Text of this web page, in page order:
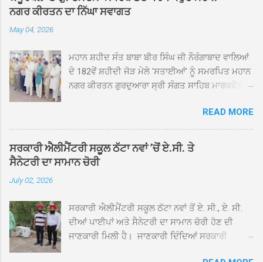
ਨਗਰ ਕੀਰਤਨ ਦਾ ਨਿੱਘਾ ਸਵਾਗਤ
May 04, 2026
ਮਹਾਨ ਸ਼ਹੀਦ ਸੰਤ ਬਾਬਾ ਬੀਰ ਸਿੰਘ ਜੀ ਨੌਰੰਗਾਬਾਦ ਵਾਲਿਆਂ
ਦੇ 182ਵੇਂ ਸ਼ਹੀਦੀ ਜੋੜ ਮੇਲੇ 'ਸਤਾਈਆਂ' ਨੂੰ ਸਮਰਪਿਤ ਮਹਾਨ
ਨਗਰ ਕੀਰਤਨ ਗੁਰਦੁਆਰਾ ਸ੍ਰੀ ਸੰਗਤ ਸਾਹਿਬ ਮਾਰਕਫੈੱਡ
ਸਰਪ੍ਰਸਤੀ ਹੇਠ, ਪੰਜ ਪਿਆਰਿਆਂ ਦੀ ਅਗਵਾਈ ਵਿੱਚ
ਮਹੱਲਾ ਸੰਤਪੁਰਾ ਤੋਂ ਪ੍ਰਾਰੰਭ ਹੋ ਕੇ ਪਿੰਡ ਭਗਤਪੁਰ,
ਭਗਵਾਨਪੁਰ, ਝੁੱਗੀਆਂ ਗੁਲਾਮ, ਮਜਾਦਪੁਰ, ਕੁੱਲੀਆਂ, ਰੱਤਾ ਨੌ
ਅਬਾਦ, ਕੋਲੀਆਂਵਾਲ, ਅੱਡਾ ਸਾਬੂਵਾਲ, ਦਰੀਏਵਾਲ,
ਵਿਖੇ ਪਹੁੰਚਣ ’ਤੇ ਮੁੱਖ ਸੇਵਾਦਾਰ ਸੰਤ ਬਾਬਾ ਹਰਜੀਤ ਸਿੰਘ ਤੇ
ਇਲਾਕੇ ਦੀਆਂ ਸੰਗਤਾਂ ਵੱਲੋਂ ਜੈਕਾਰਿਆਂ ਦੀ ਗੂੰਜ ਵਿਚ ਨਿੱਘਾ
ਸਵਾਗਤ ਕੀਤਾ ਗਿਆ। ਗੁਰਦੁਆਰਾ ਸ੍ਰੀ ਦਮਦਮਾ ਸਾਹਿਬ
READ MORE
ਸਰਕਾਰੀ ਐਲੀਮੈਂਟਰੀ ਸਕੂਲ ਠੱਟਾ ਨਵਾਂ ’ਚੋਂ ਏ.ਸੀ. ਤੇ
ਸੈਨੇਟਰੀ ਦਾ ਸਾਮਾਨ ਚੋਰੀ
July 02, 2026
ਸਰਕਾਰੀ ਐਲੀਮੈਂਟਰੀ ਸਕੂਲ ਠੱਟਾ ਨਵਾਂ ਤੋਂ ਏ. ਸੀ., ਏ. ਸੀ.
ਦੀਆਂ ਪਾਈਪਾਂ ਅਤੇ ਸੈਨੇਟਰੀ ਦਾ ਸਾਮਾਨ ਚੋਰੀ ਹੋਣ ਦੀ
ਜਾਣਕਾਰੀ ਮਿਲੀ ਹੈ। ਜਾਣਕਾਰੀ ਦਿੰਦਿਆਂ ਸਰਕਾਰੀ